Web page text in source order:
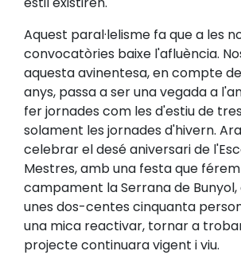
Aquest paral·lelisme fa que a les
convocatòries baixe l'afluència.
aquesta avinentesa, en compte
anys, passa a ser una vegada a
fer jornades com les d'estiu de
solament les jornades d'hivern.
celebrar el desé aniversari de
Mestres, amb una festa que
campament la Serrana de
unes dos-centes cinquanta
una mica reactivar, tornar a
projecte continuara vigent i viu.